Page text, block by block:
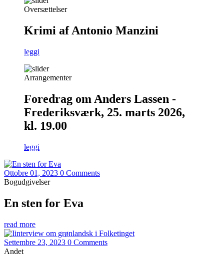
Oversættelser
Krimi af Antonio Manzini
leggi
Arrangementer
Foredrag om Anders Lassen -
Frederiksværk, 25. marts 2026,
kl. 19.00
leggi
Ottobre 01, 2023 0 Comments
Bogudgivelser
En sten for Eva
read more
Settembre 23, 2023 0 Comments
Andet